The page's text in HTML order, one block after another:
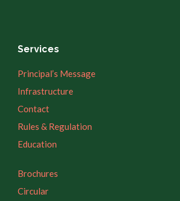
Services
Principal’s Message
Infrastructure
Contact
Rules & Regulation
Education
Brochures
Circular